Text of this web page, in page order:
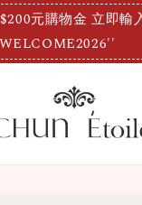
元購物金 立即輸
WELCOME2026''